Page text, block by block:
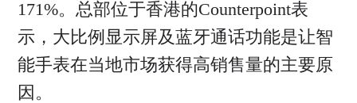
171%。总部位于香港的Counterpoint表
示，大比例显示屏及蓝牙通话功能是让智
能手表在当地市场获得高销售量的主要原
因。